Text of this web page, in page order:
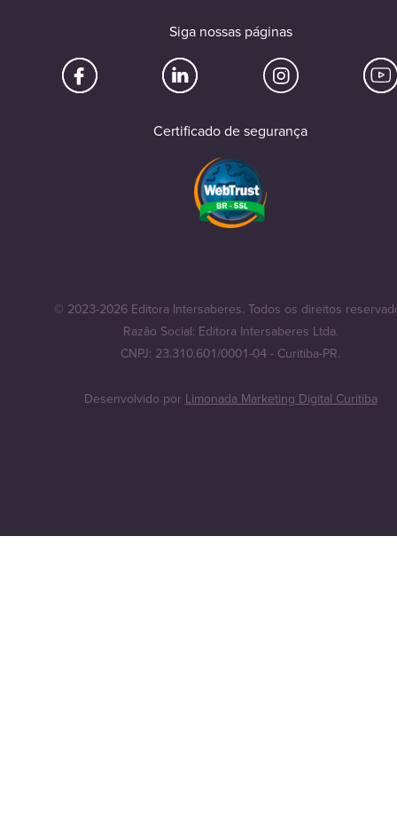
Siga nossas páginas
Certificado de segurança
© 2023-2026 Editora Intersaberes. Todos os direitos
Razão Social: Editora Intersaberes Ltda.
CNPJ: 23.310.601/0001-04 - Curitiba-PR.
Desenvolvido por Limonada Marketing Digital Curitiba